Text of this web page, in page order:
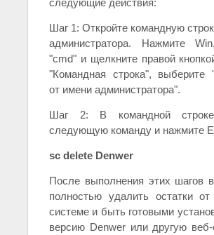
Шаг 1: Откройте командную
администратора. Нажмите
"cmd" и щелкните правой
"Командная строка", выберите
от имени администратора".
Шаг 2: В командной
следующую команду и нажмите
sc delete Denwer
После выполнения этих шагов
полностью удалить остатки
системе и быть готовыми
версию Denwer или другую